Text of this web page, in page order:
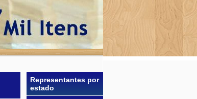
Representantes por
estado